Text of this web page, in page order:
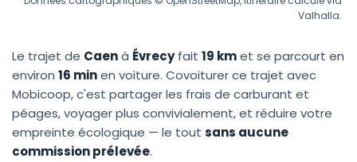
Valhalla.
Le trajet de Caenà Évrecyfait 19 kmet se parcourt en
environ 16 minen voiture. Covoiturer ce trajet avec
Mobicoop, c'est partager les frais de carburant et
péages, voyager plus convivialement, et réduire votre
empreinte écologique — le tout sans aucune
commission prélevée.